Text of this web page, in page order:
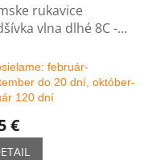
rukavice
vlna dlhé 8C -
február-
do 20 dní, október-
120 dní
€